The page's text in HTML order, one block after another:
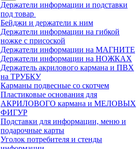
Держатели информации и подставки
под товар
Бейджи и держатели к ним
Держатели информации на гибкой
ножке с присоской
Держатели информации на МАГНИТЕ
Держатели информации на НОЖКАХ
Держатель акрилового кармана и ПВХ
на ТРУБКУ
Карманы подвесные со скотчем
Пластиковые основания для
АКРИЛОВОГО кармана и МЕЛОВЫХ
ФИГУР
Подставки для информации, меню и
подарочные карты
Уголок потребителя и стенды